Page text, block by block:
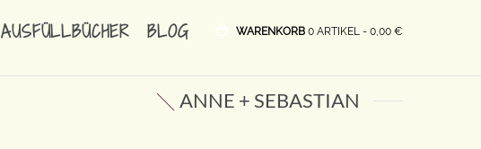
AUSFÜLLBÜCHER BLOG WARENKORB 0 ARTIKEL - 0,00 €
ANNE + SEBASTIAN